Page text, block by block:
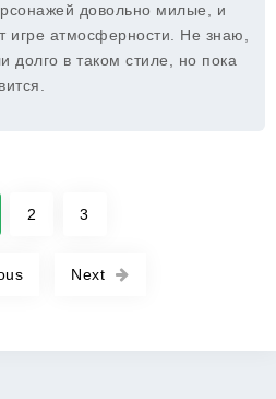
довольно милые, и
игре атмосферности. Не знаю,
долго в таком стиле, но пока
2 3
Next